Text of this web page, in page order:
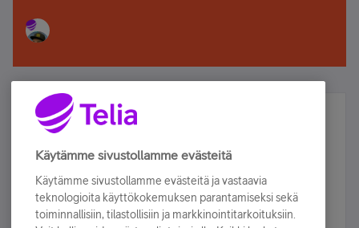
Älä jää paitsi – osallistu ja voita!
Tilaa Telian uutiskirje ja olet mukana arvonnassa.
sähköpostiisi.
Käytämme sivustollamme evästeitä
Käytämme sivustollamme evästeitä ja vastaavia
teknologioita käyttökokemuksen parantamiseksi sekä
toiminnallisiin, tilastollisiin ja markkinointitarkoituksiin.